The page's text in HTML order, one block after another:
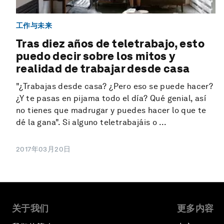
工作与未来
Tras diez años de teletrabajo, esto
puedo decir sobre los mitos y
realidad de trabajar desde casa
"¿Trabajas desde casa? ¿Pero eso se puede hacer?
¿Y te pasas en pijama todo el día? Qué genial, así
no tienes que madrugar y puedes hacer lo que te
dé la gana". Si alguno teletrabajáis o ...
2017年03月20日
关于我们 更多内容